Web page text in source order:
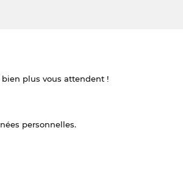
plus vous attendent !
personnelles.